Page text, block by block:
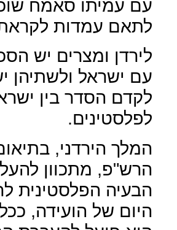
עם עמיתו סאמח
לתאם עמדות
לירדן ומצרים יש
עם ישראל ולשתיהן
לקדם הסדר בין
לפלסטינים.
המלך הירדני,
הרש"פ, מתכוון
הבעיה הפלסטינית
היום של הועידה, ככל